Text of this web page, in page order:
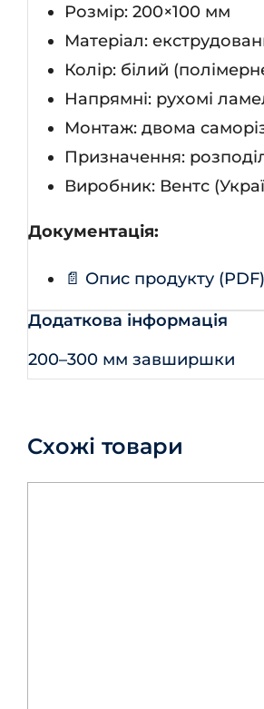
Розмір: 200×100 мм
Матеріал:
Колір: білий
Напрямні: рухомі
Монтаж: двома
Призначення:
Виробник: Вентс
Документація:
📄 Опис продукту (PDF)
Додаткова інформація
200–300 мм завширшки
Схожі товари